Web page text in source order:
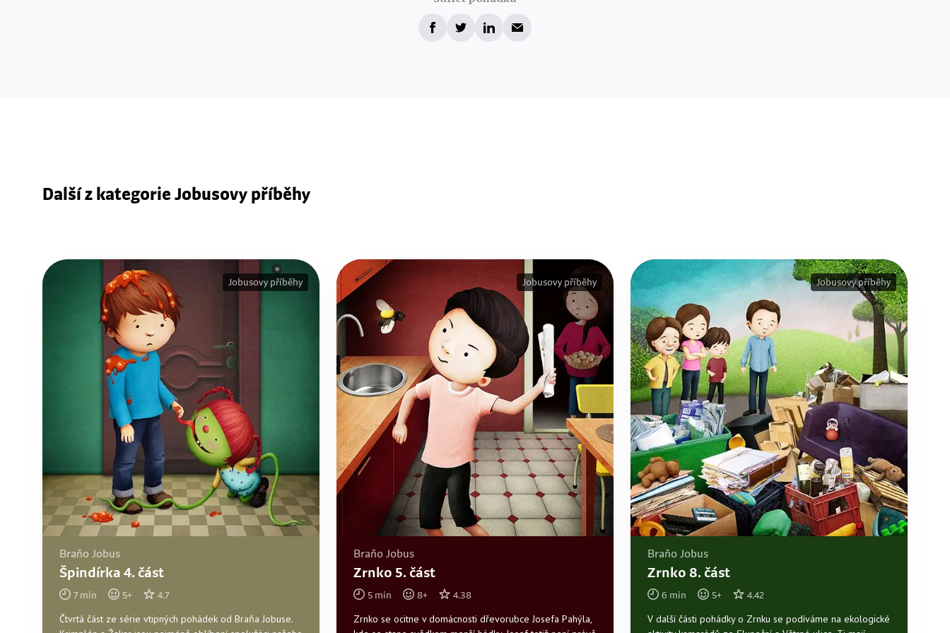
Další z kategorie Jobusovy příběhy
Braňo Jobus
Špindírka 4. část
7min 5+ 4.7
Čtvrtá část ze série vtipných pohádek od Braňa Jobuse.
Jobusovy příběhy
Braňo Jobus
Zrnko 5. část
5 min 8+ 4.38
Zrnko se ocitne v domácnosti dřevorubce Josefa Pahýla,
Jobusovy příběhy
Braňo Jobus
Zrnko 8. část
6 min 5+ 4.42
V další části pohádky o Zrnku se podíváme na ekologické
Jobusovy příběhy